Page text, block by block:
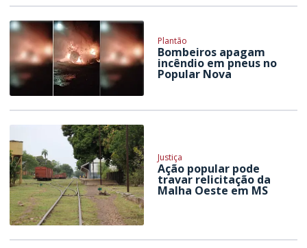
Plantão
Bombeiros apagam
incêndio em pneus no
Popular Nova
Justiça
Ação popular pode
travar relicitação da
Malha Oeste em MS